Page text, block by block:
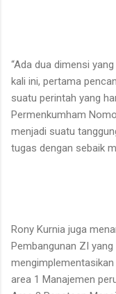
“Ada dua dimensi
kali ini, pertama
suatu perintah yang
Permenkumham
menjadi suatu
tugas dengan sebaik
Rony Kurnia juga
Pembangunan ZI
area 1 Manajemen